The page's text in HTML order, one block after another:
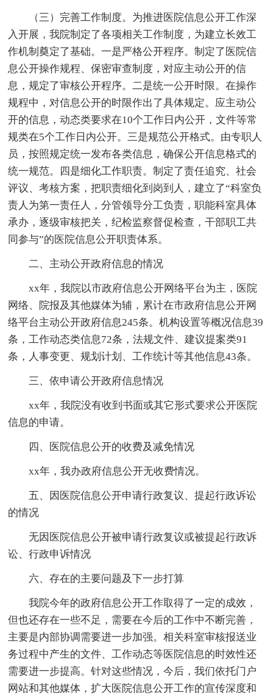
（三）完善工作制度。为推进医院信息公开工作深
入开展，我院制定了各项相关工作制度，为建立长效工
作机制奠定了基础。一是严格公开程序。制定了医院信
息公开操作规程、保密审查制度，对应主动公开的信
息，规定了审核公开程序。二是统一公开时限。在操作
规程中，对信息公开的时限作出了具体规定。应主动公
开的信息，动态类要求在10个工作日内公开，文件等常
规类在5个工作日内公开。三是规范公开格式。由专职人
员，按照规定统一发布各类信息，确保公开信息格式的
统一规范。四是细化工作职责。制定了责任追究、社会
评议、考核方案，把职责细化到岗到人，建立了“科室负
责人为第一责任人，分管领导分工负责，职能科室具体
承办，逐级审核把关，纪检监察督促检查，干部职工共
同参与”的医院信息公开职责体系。
二、主动公开政府信息的情况
xx年，我院以市政府信息公开网络平台为主，医院
网络、院报及其他媒体为辅，累计在市政府信息公开网
络平台主动公开政府信息245条。机构设置等概况信息39
条，工作动态类信息72条，法规文件、建议提案类91
条，人事变更、规划计划、工作统计等其他信息43条。
三、依申请公开政府信息情况
xx年，我院没有收到书面或其它形式要求公开医院
信息的申请。
四、医院信息公开的收费及减免情况
xx年，我办政府信息公开无收费情况。
五、因医院信息公开申请行政复议、提起行政诉讼
的情况
无因医院信息公开被申请行政复议或被提起行政诉
讼、行政申诉情况
六、存在的主要问题及下一步打算
我院今年的政府信息公开工作取得了一定的成效，
但也还存在一些不足，需要在今后的工作中不断完善，
主要是内部协调需要进一步加强。相关科室审核报送业
务过程中产生的文件、工作动态等医院信息的时效性还
需要进一步提高。针对这些情况，今后，我们依托门户
网站和其他媒体，扩大医院信息公开工作的宣传深度和